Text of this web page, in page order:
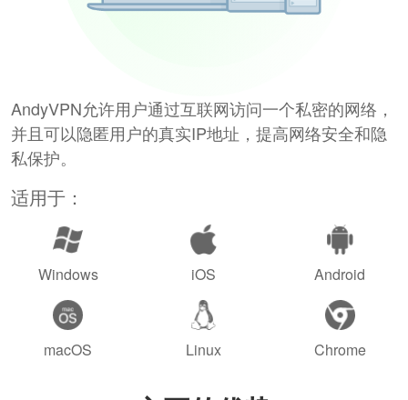
AndyVPN允许用户通过互联网访问一个私密的网络，
并且可以隐匿用户的真实IP地址，提高网络安全和隐
私保护。
适用于：
Windows iOS Android
macOS Linux Chrome